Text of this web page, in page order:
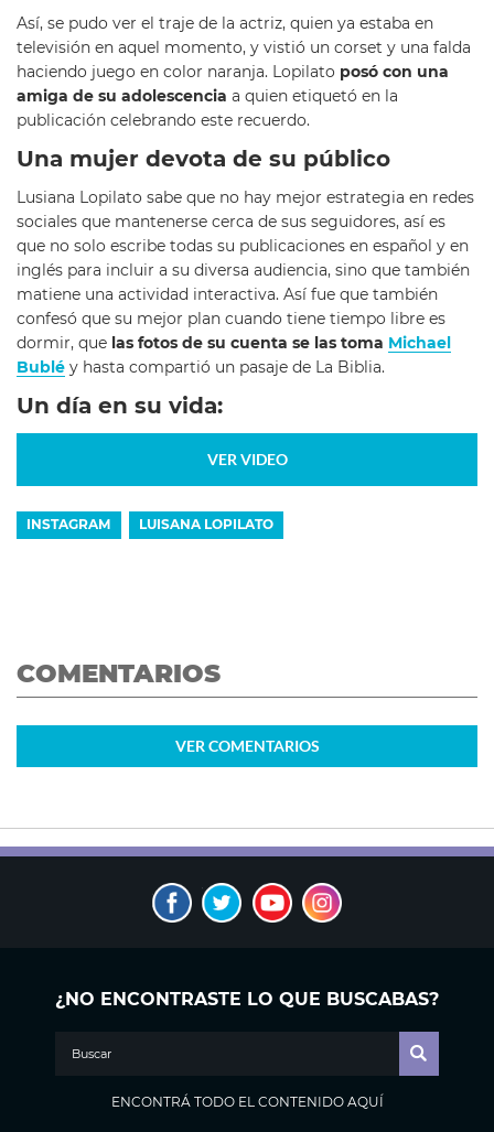
Así, se pudo ver el traje de la actriz, quien ya estaba en
televisión en aquel momento, y vistió un corset y una falda
haciendo juego en color naranja. Lopilato posó con una
amiga de su adolescencia a quien etiquetó en la
publicación celebrando este recuerdo.
Una mujer devota de su público
Lusiana Lopilato sabe que no hay mejor estrategia en redes
sociales que mantenerse cerca de sus seguidores, así es
que no solo escribe todas su publicaciones en español y en
inglés para incluir a su diversa audiencia, sino que también
matiene una actividad interactiva. Así fue que también
confesó que su mejor plan cuando tiene tiempo libre es
dormir, que las fotos de su cuenta se las toma Michael
Bublé y hasta compartió un pasaje de La Biblia.
Un día en su vida:
VER VIDEO
INSTAGRAM LUISANA LOPILATO
COMENTARIOS
VER COMENTARIOS
¿NO ENCONTRASTE LO QUE BUSCABAS?
ENCONTRÁ TODO EL CONTENIDO AQUÍ